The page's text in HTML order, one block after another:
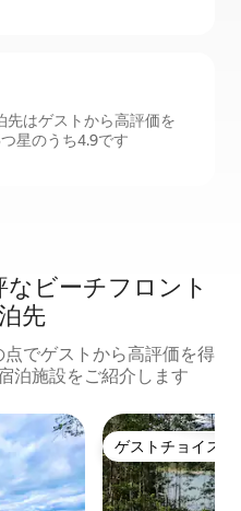
先はゲストから高評価を
星のうち4.9です
ビーチフロント
先
でゲストから高評価を得
泊施設をご紹介します
ゲストチョイス
ゲストチョイス